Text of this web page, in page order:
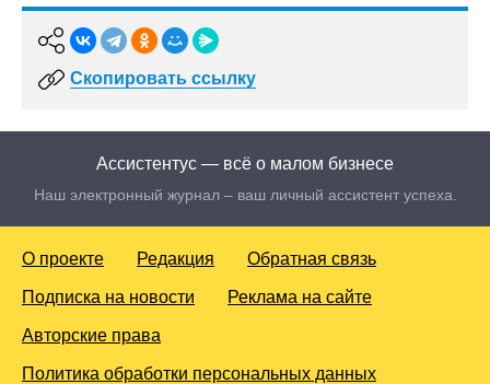
Скопировать ссылку
Ассистентус — всё о малом бизнесе
Наш электронный журнал – ваш личный ассистент успеха.
О проекте Редакция Обратная связь
Подписка на новости Реклама на сайте
Авторские права
Политика обработки персональных данных